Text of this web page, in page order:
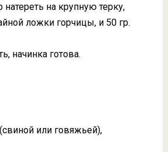
натереть на крупную терку,
ложки горчицы, и 50 гр.
начинка готова.
или говяжьей),